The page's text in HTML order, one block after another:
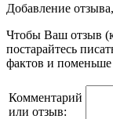
Добавление
Чтобы Ваш отзыв
постарайтесь
фактов и
Комментарий
или отзыв: